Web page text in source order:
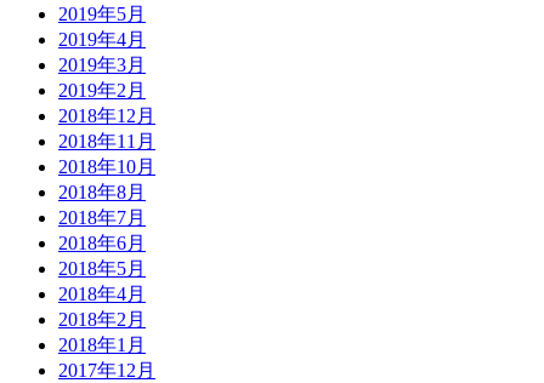
2019年5月
2019年4月
2019年3月
2019年2月
2018年12月
2018年11月
2018年10月
2018年8月
2018年7月
2018年6月
2018年5月
2018年4月
2018年2月
2018年1月
2017年12月